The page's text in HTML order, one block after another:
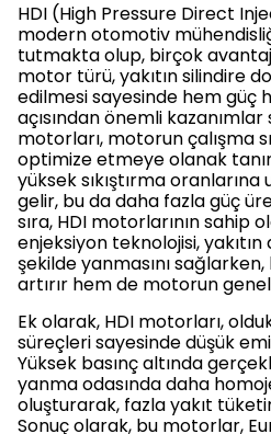
HDI (High Pressure Direct
modern otomotiv
tutmakta olup, birçok
motor türü, yakıtın silindire
edilmesi sayesinde hem güç
açısından önemli
motorları, motorun çalışma
optimize etmeye olanak
yüksek sıkıştırma
gelir, bu da daha fazla güç
sıra, HDI motorlarının sahip
enjeksiyon teknolojisi,
şekilde yanmasını sağlarken,
artırır hem de motorun
Ek olarak, HDI motorları,
süreçleri sayesinde düşük
Yüksek basınç altında
yanma odasında daha
oluşturarak, fazla yakıt
Sonuç olarak, bu motorlar,